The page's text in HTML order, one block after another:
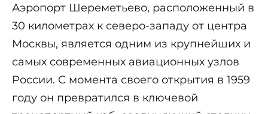
Аэропорт Шереметьево, расположенный в
30 километрах к северо-западу от центра
Москвы, является одним из крупнейших и
самых современных авиационных узлов
России. С момента своего открытия в 1959
году он превратился в ключевой